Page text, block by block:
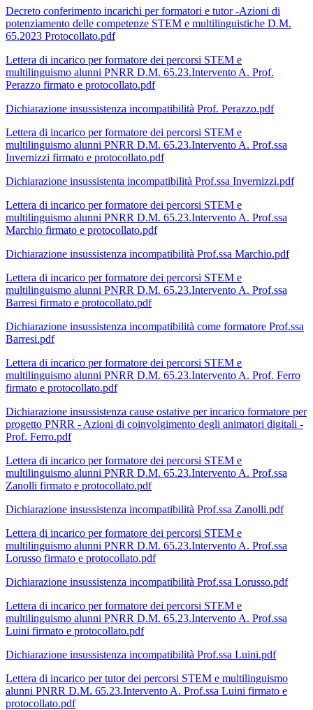
Decreto conferimento incarichi per formatori e tutor -Azioni di
potenziamento delle competenze STEM e multilinguistiche D.M.
65.2023 Protocollato.pdf
Lettera di incarico per formatore dei percorsi STEM e
multilinguismo alunni PNRR D.M. 65.23.Intervento A. Prof.
Perazzo firmato e protocollato.pdf
Dichiarazione insussistenza incompatibilità Prof. Perazzo.pdf
Lettera di incarico per formatore dei percorsi STEM e
multilinguismo alunni PNRR D.M. 65.23.Intervento A. Prof.ssa
Invernizzi firmato e protocollato.pdf
Dichiarazione insussistenta incompatibilità Prof.ssa Invernizzi.pdf
Lettera di incarico per formatore dei percorsi STEM e
multilinguismo alunni PNRR D.M. 65.23.Intervento A. Prof.ssa
Marchio firmato e protocollato.pdf
Dichiarazione insussistenza incompatibilità Prof.ssa Marchio.pdf
Lettera di incarico per formatore dei percorsi STEM e
multilinguismo alunni PNRR D.M. 65.23.Intervento A. Prof.ssa
Barresi firmato e protocollato.pdf
Dichiarazione insussistenza incompatibilità come formatore Prof.ssa
Barresi.pdf
Lettera di incarico per formatore dei percorsi STEM e
multilinguismo alunni PNRR D.M. 65.23.Intervento A. Prof. Ferro
firmato e protocollato.pdf
Dichiarazione insussistenza cause ostative per incarico formatore per
progetto PNRR - Azioni di coinvolgimento degli animatori digitali -
Prof. Ferro.pdf
Lettera di incarico per formatore dei percorsi STEM e
multilinguismo alunni PNRR D.M. 65.23.Intervento A. Prof.ssa
Zanolli firmato e protocollato.pdf
Dichiarazione insussistenza incompatibilità Prof.ssa Zanolli.pdf
Lettera di incarico per formatore dei percorsi STEM e
multilinguismo alunni PNRR D.M. 65.23.Intervento A. Prof.ssa
Lorusso firmato e protocollato.pdf
Dichiarazione insussistenza incompatibilità Prof.ssa Lorusso.pdf
Lettera di incarico per formatore dei percorsi STEM e
multilinguismo alunni PNRR D.M. 65.23.Intervento A. Prof.ssa
Luini firmato e protocollato.pdf
Dichiarazione insussistenza incompatibilità Prof.ssa Luini.pdf
Lettera di incarico per tutor dei percorsi STEM e multilinguismo
alunni PNRR D.M. 65.23.Intervento A. Prof.ssa Luini firmato e
protocollato.pdf